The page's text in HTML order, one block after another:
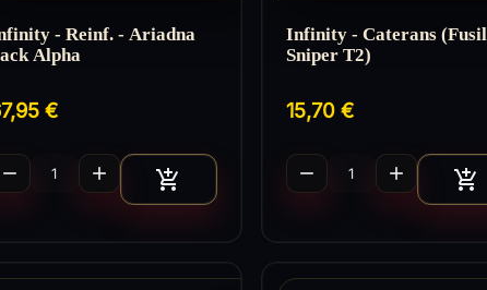
- Reinf. - Ariadna
Alpha
€
  Ajouter au panier
Infinity - Caterans (Fusil
Sniper T2)
15,70 €
  